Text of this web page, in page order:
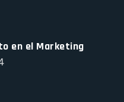
en el Marketing